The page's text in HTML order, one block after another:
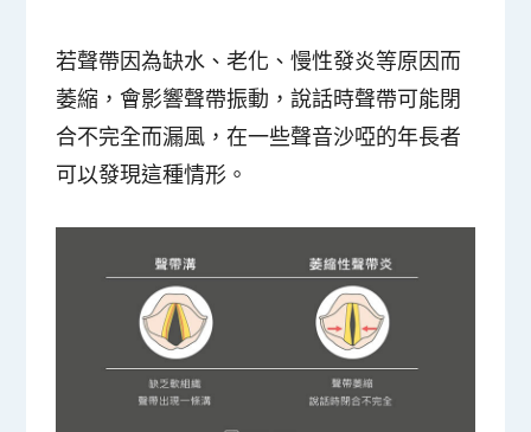
若聲帶因為缺水、老化、慢性發炎等原因而
萎縮，會影響聲帶振動，說話時聲帶可能閉
合不完全而漏風，在一些聲音沙啞的年長者
可以發現這種情形。